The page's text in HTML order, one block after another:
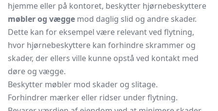
hjemme eller på kontoret, beskytter hjørnebeskyttere
møbler og vægge mod daglig slid og andre skader.
Dette kan for eksempel være relevant ved flytning,
hvor hjørnebeskyttere kan forhindre skrammer og
skader, der ellers ville kunne opstå ved kontakt med
døre og vægge.
Beskytter møbler mod skader og slitage.
Forhindrer mærker eller ridser under flytning.